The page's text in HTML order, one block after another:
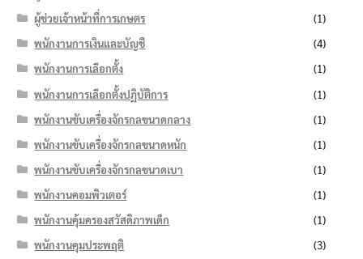
ผู้ช่วยเจ้าหน้าที่การเกษตร
(1)
พนักงานการเงินและบัญชี
(4)
พนักงานการเลือกตั้ง
(1)
พนักงานการเลือกตั้งปฏิบัติการ
(1)
พนักงานขับเครื่องจักรกลขนาดกลาง
(1)
พนักงานขับเครื่องจักรกลขนาดหนัก
(1)
พนักงานขับเครื่องจักรกลขนาดเบา
(1)
พนักงานคอมพิวเตอร์
(1)
พนักงานคุ้มครองสวัสดิภาพเด็ก
(1)
พนักงานคุมประพฤติ
(3)